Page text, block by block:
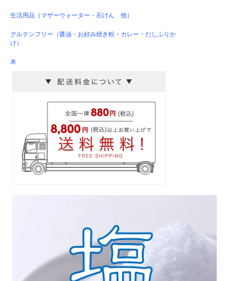
生活用品（マザーウォーター・石けん 他）
グルテンフリー（醤油・お好み焼き粉・カレー・だしふりか
け）
本